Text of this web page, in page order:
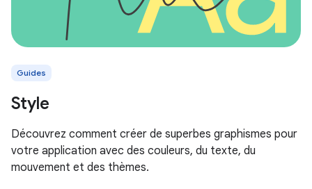
Guides
Style
Découvrez comment créer de superbes graphismes pour
votre application avec des couleurs, du texte, du
mouvement et des thèmes.